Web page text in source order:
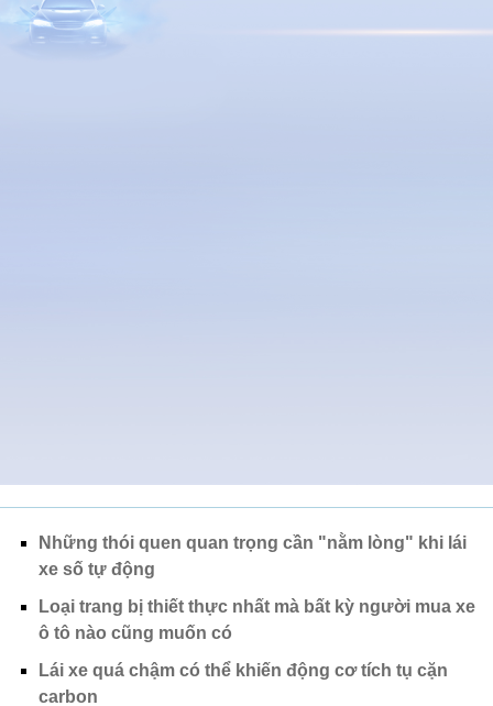
Những thói quen quan trọng cần "nằm lòng" khi lái
xe số tự động
Loại trang bị thiết thực nhất mà bất kỳ người mua xe
ô tô nào cũng muốn có
Lái xe quá chậm có thể khiến động cơ tích tụ cặn
carbon